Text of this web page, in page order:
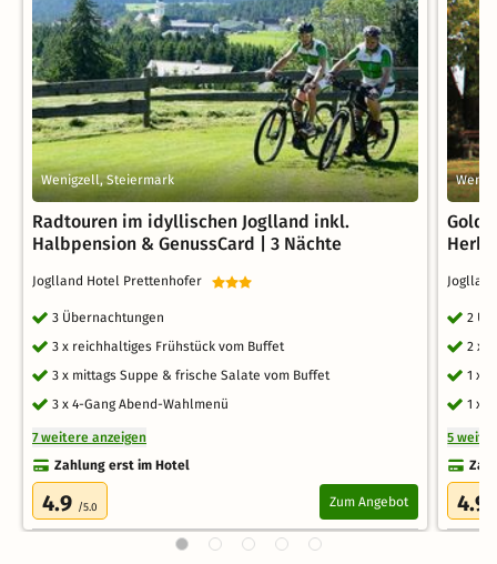
Wenigzell, Steiermark
Radtouren im idyllischen Joglland inkl.
Halbpension & GenussCard | 3 Nächte
Joglland Hotel Prettenhofer
3 Übernachtungen
3 x reichhaltiges Frühstück vom Buffet
3 x mittags Suppe & frische Salate vom Buffet
3 x 4-Gang Abend-Wahlmenü
7 weitere anzeigen
Zahlung erst im Hotel
4.9 /5.0 Zum Angebot
2
2 x
1 x
1 x
5
4.9